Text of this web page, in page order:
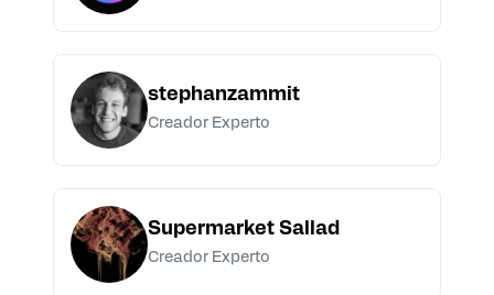
stephanzammit
Creador Experto
Supermarket Sallad
Creador Experto